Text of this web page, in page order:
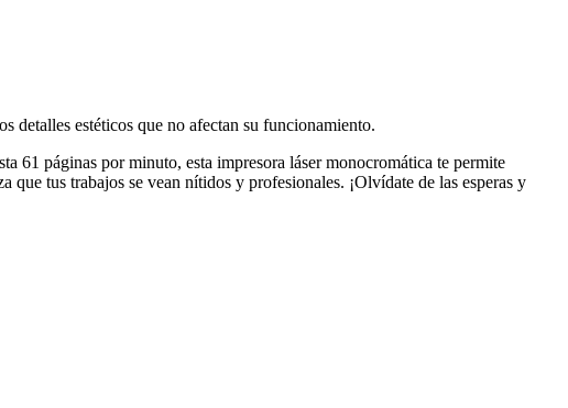
detalles estéticos que no afectan su funcionamiento.
61 páginas por minuto, esta impresora láser monocromática te permite
tus trabajos se vean nítidos y profesionales. ¡Olvídate de las esperas y